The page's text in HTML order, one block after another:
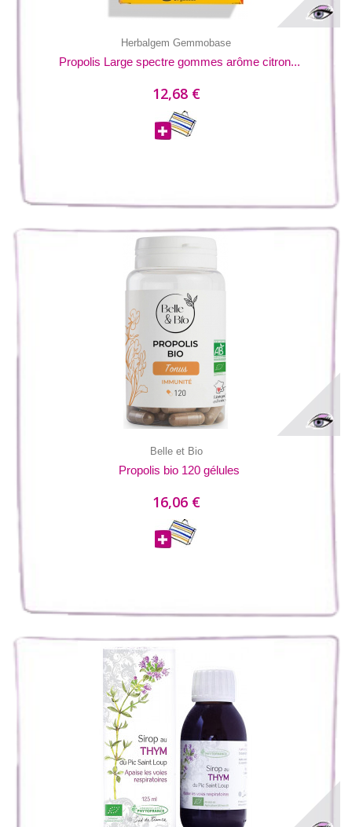
Herbalgem Gemmobase
Propolis Large spectre gommes arôme citron...
12,68 €
Belle et Bio
Propolis bio 120 gélules
16,06 €